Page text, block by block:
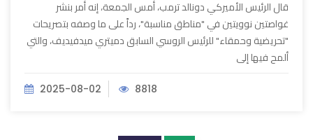
قال الرئيس الأميركي دونالد ترمب، أمس الجمعة، إنه أمر بنشر
غواصتين نوويتين في "مناطق مناسبة"، رداً على ما وصفه بتصريحات
"تحريضية وحمقاء" للرئيس الروسي السابق دميتري ميدفيديف، والتي
ألمح فيها إلى
2025-08-02 8818